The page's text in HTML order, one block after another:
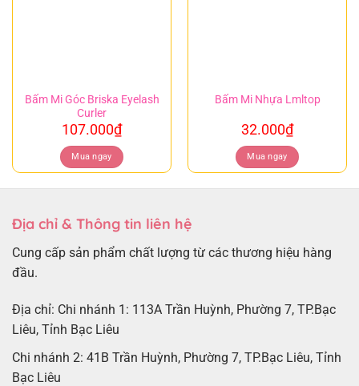
Bấm Mi Góc Briska Eyelash
Curler
107.000₫
Mua ngay
Bấm Mi Nhựa Lmltop
32.000₫
Mua ngay
Địa chỉ & Thông tin liên hệ
Cung cấp sản phẩm chất lượng từ các thương hiệu hàng
đầu.
Địa chỉ: Chi nhánh 1: 113A Trần Huỳnh, Phường 7, TP.Bạc
Liêu, Tỉnh Bạc Liêu
Chi nhánh 2: 41B Trần Huỳnh, Phường 7, TP.Bạc Liêu, Tỉnh
Bạc Liêu